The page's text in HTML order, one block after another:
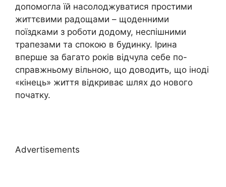
допомогла їй насолоджуватися простими
життєвими радощами – щоденними
поїздками з роботи додому, неспішними
трапезами та спокою в будинку. Ірина
вперше за багато років відчула себе по-
справжньому вільною, що доводить, що іноді
«кінець» життя відкриває шлях до нового
початку.
Advertisements